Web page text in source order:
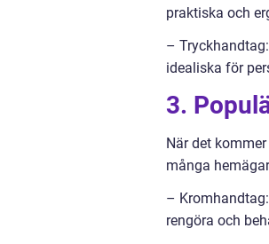
praktiska och
–
idealiska för
3.
När det
många
–
rengöra och